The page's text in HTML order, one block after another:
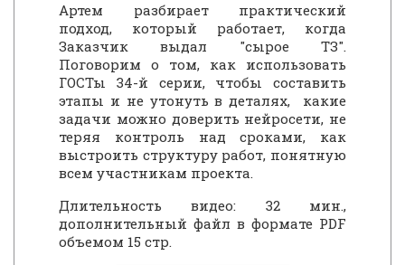
Артем разбирает практический
подход, который работает, когда
Заказчик выдал "сырое ТЗ".
Поговорим о том, как использовать
ГОСТы 34-й серии, чтобы составить
этапы и не утонуть в деталях, какие
задачи можно доверить нейросети, не
теряя контроль над сроками, как
выстроить структуру работ, понятную
всем участникам проекта.
Длительность видео: 32 мин.,
дополнительный файл в формате PDF
объемом 15 стр.